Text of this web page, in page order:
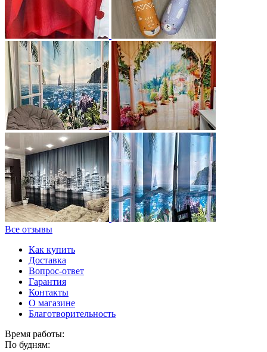
Все отзывы
Как купить
Доставка
Вопрос-ответ
Гарантия
Контакты
О магазине
Благотворительность
Время работы:
По будням: